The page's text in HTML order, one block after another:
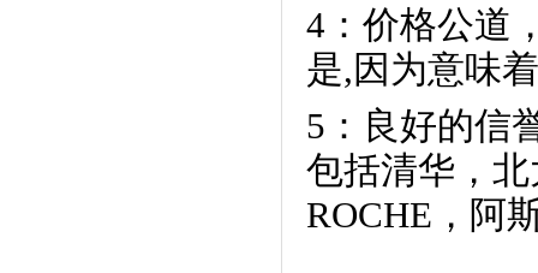
4：价格公道
是,因为意味
5：良好的信
包括清华，北
ROCHE，阿